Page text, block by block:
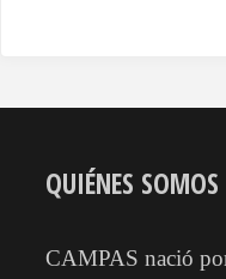
QUIÉNES SOMOS
CAMPAS nació